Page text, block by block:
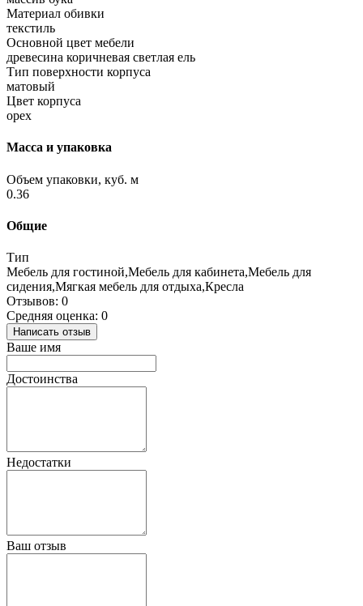
Материал обивки
текстиль
Основной цвет мебели
древесина коричневая светлая ель
Тип поверхности корпуса
матовый
Цвет корпуса
орех
Масса и упаковка
Объем упаковки, куб. м
0.36
Общие
Тип
Мебель для гостиной,Мебель для кабинета,Мебель для
сидения,Мягкая мебель для отдыха,Кресла
Отзывов: 0
Средняя оценка: 0
Написать отзыв
Ваше имя
Достоинства
Недостатки
Ваш отзыв